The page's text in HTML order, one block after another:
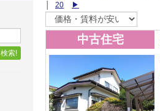
検索!
20 ▶
中古住宅